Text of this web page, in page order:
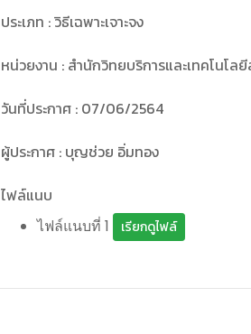
ประเภท : วิธีเฉพาะเจาะจง
หน่วยงาน : สำนักวิทยบริการและเทคโนโล
วันที่ประกาศ : 07/06/2564
ผู้ประกาศ : บุญช่วย อิ่มทอง
ไฟล์แนบ
ไฟล์แนบที่ 1 เรียกดูไฟล์